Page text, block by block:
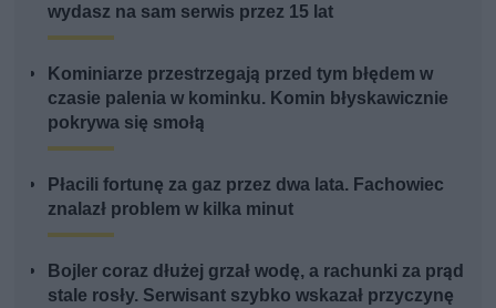
wydasz na sam serwis przez 15 lat
Kominiarze przestrzegają przed tym błędem w
czasie palenia w kominku. Komin błyskawicznie
pokrywa się smołą
Płacili fortunę za gaz przez dwa lata. Fachowiec
znalazł problem w kilka minut
Bojler coraz dłużej grzał wodę, a rachunki za prąd
stale rosły. Serwisant szybko wskazał przyczynę